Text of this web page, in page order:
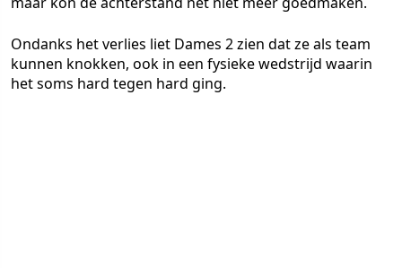
Ondanks het verlies liet Dames 2 zien dat ze als team
kunnen knokken, ook in een fysieke wedstrijd waarin
het soms hard tegen hard ging.